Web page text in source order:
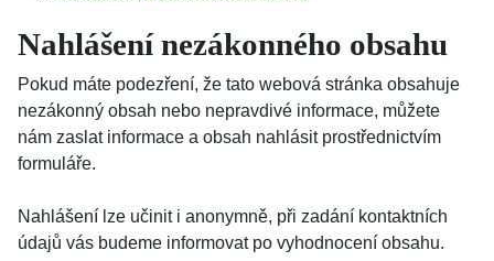
Nahlášení nezákonného obsahu
Pokud máte podezření, že tato webová stránka obsahuje
nezákonný obsah nebo nepravdivé informace, můžete
nám zaslat informace a obsah nahlásit prostřednictvím
formuláře.
Nahlášení lze učinit i anonymně, při zadání kontaktních
údajů vás budeme informovat po vyhodnocení obsahu.